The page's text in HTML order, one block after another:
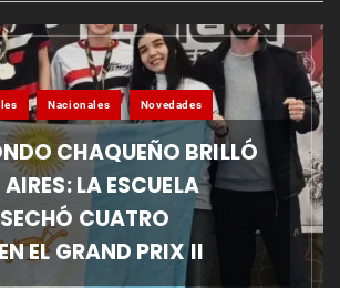
Nacionales Novedades
CHAQUEÑO BRILLÓ
LA ESCUELA
CUATRO
EL GRAND PRIX II